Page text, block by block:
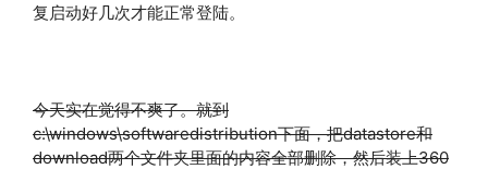
复启动好几次才能正常登陆。
今天实在觉得不爽了。就到
c:\windows\softwaredistribution下面，把datastore和
download两个文件夹里面的内容全部删除，然后装上360